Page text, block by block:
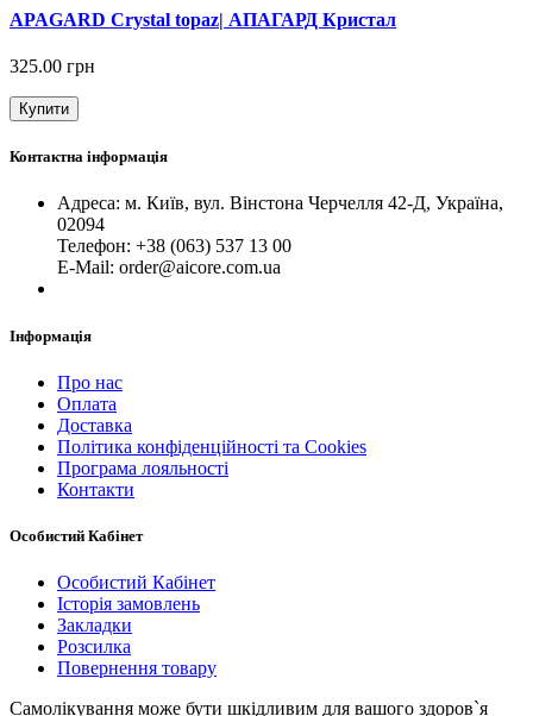
APAGARD Crystal topaz| АПАГАРД Кристал
325.00 грн
Купити
Контактна інформація
Адреса: м. Київ, вул. Вінстона Черчелля 42-Д, Україна,
02094
Телефон: +38 (063) 537 13 00
Е-Mail: order@aicore.com.ua
Інформація
Про нас
Оплата
Доставка
Політика конфіденційності та Cookies
Програма лояльності
Контакти
Особистий Кабінет
Особистий Кабінет
Історія замовлень
Закладки
Розсилка
Повернення товару
Самолікування може бути шкідливим для вашого здоров`я